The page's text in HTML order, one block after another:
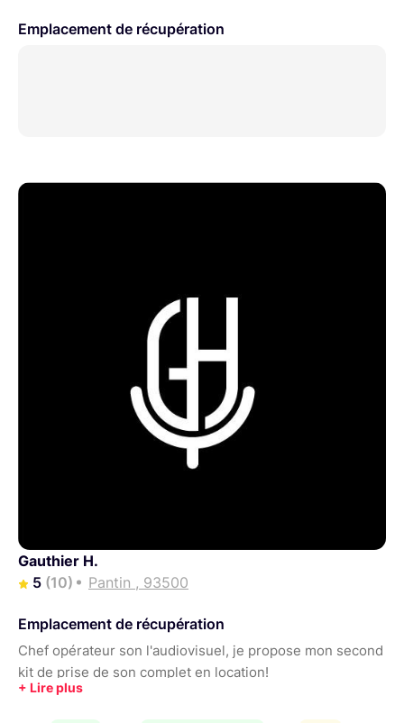
Emplacement de récupération
Gauthier H.
5 (10) Pantin , 93500
Emplacement de récupération
Chef opérateur son l'audiovisuel, je propose mon second
kit de prise de son complet en location!